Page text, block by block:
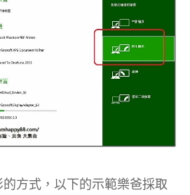
方式，以下的示範樂爸採取